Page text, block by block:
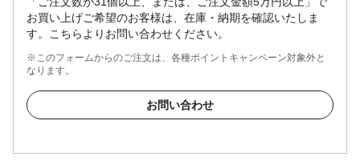
お買い上げご希望のお客様は、在庫・納期を確認いたしま
す。こちらよりお問い合わせください。
※このフォームからのご注文は、各種ポイントキャンペーン対象外と
なります。
お問い合わせ